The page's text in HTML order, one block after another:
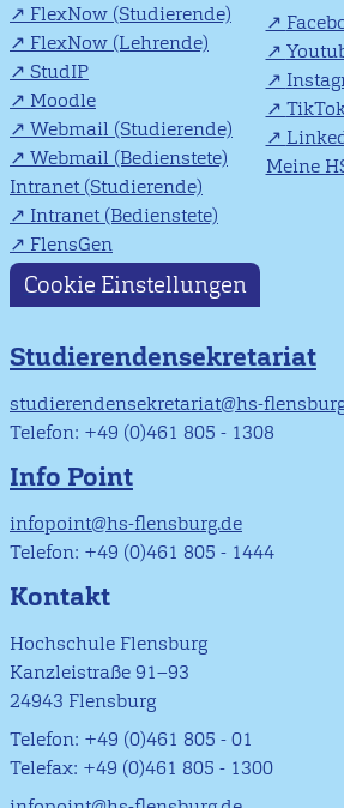
FlexNow (Studierende)
FlexNow (Lehrende)
StudIP
Moodle
Webmail (Studierende)
Webmail (Bedienstete)
Intranet (Studierende)
Intranet (Bedienstete)
FlensGen
Meine
Cookie Einstellungen
Studierendensekretariat
studierendensekretariat@hs-
Telefon: +49 (0)461 805 - 1308
Info Point
infopoint@hs-flensburg.de
Telefon: +49 (0)461 805 - 1444
Kontakt
Hochschule Flensburg
Kanzleistraße 91–93
24943 Flensburg
Telefon: +49 (0)461 805 - 01
Telefax: +49 (0)461 805 - 1300